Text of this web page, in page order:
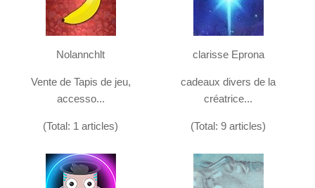
Nolannchlt
Vente de Tapis de jeu,
accesso...
(Total: 1 articles)
clarisse Eprona
cadeaux divers de la
créatrice...
(Total: 9 articles)